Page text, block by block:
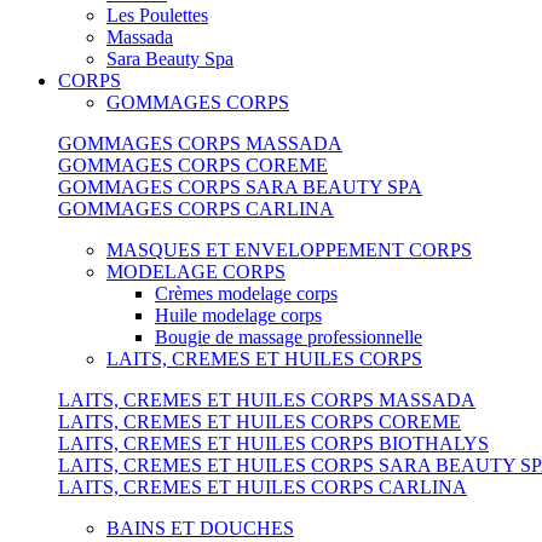
Les Poulettes
Massada
Sara Beauty Spa
CORPS
GOMMAGES CORPS
GOMMAGES CORPS MASSADA
GOMMAGES CORPS COREME
GOMMAGES CORPS SARA BEAUTY SPA
GOMMAGES CORPS CARLINA
MASQUES ET ENVELOPPEMENT CORPS
MODELAGE CORPS
Crèmes modelage corps
Huile modelage corps
Bougie de massage professionnelle
LAITS, CREMES ET HUILES CORPS
LAITS, CREMES ET HUILES CORPS MASSADA
LAITS, CREMES ET HUILES CORPS COREME
LAITS, CREMES ET HUILES CORPS BIOTHALYS
LAITS, CREMES ET HUILES CORPS SARA BEAUTY
LAITS, CREMES ET HUILES CORPS CARLINA
BAINS ET DOUCHES